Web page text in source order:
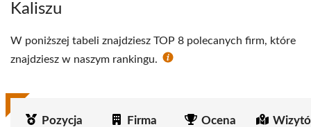
Kaliszu
W poniższej tabeli znajdziesz TOP 8 polecanych firm, które
znajdziesz w naszym rankingu.
Pozycja Firma Ocena